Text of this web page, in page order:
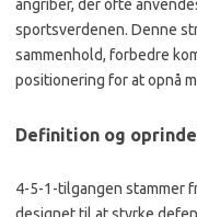
angriber, der ofte
sportsverdenen. Denne
sammenhold, forbedre
positionering for at opnå
Definition og
4-5-1-tilgangen stammer
designet til at styrke